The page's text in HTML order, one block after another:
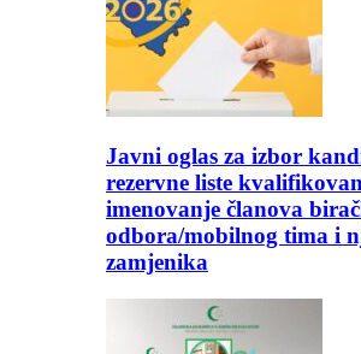
Javni oglas za izbor
rezervne liste
imenovanje članova
odbora/mobilnog tima i
zamjenika